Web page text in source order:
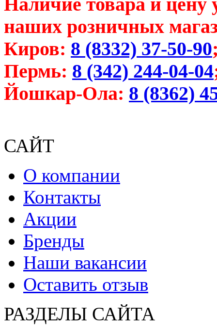
Наличие товара и цену
наших розничных
Киров: 8 (8332) 37-50-90
Пермь: 8 (342) 244-04-04
Йошкар-Ола: 8 (8362)
САЙТ
О компании
Контакты
Акции
Бренды
Наши вакансии
Оставить отзыв
РАЗДЕЛЫ САЙТА